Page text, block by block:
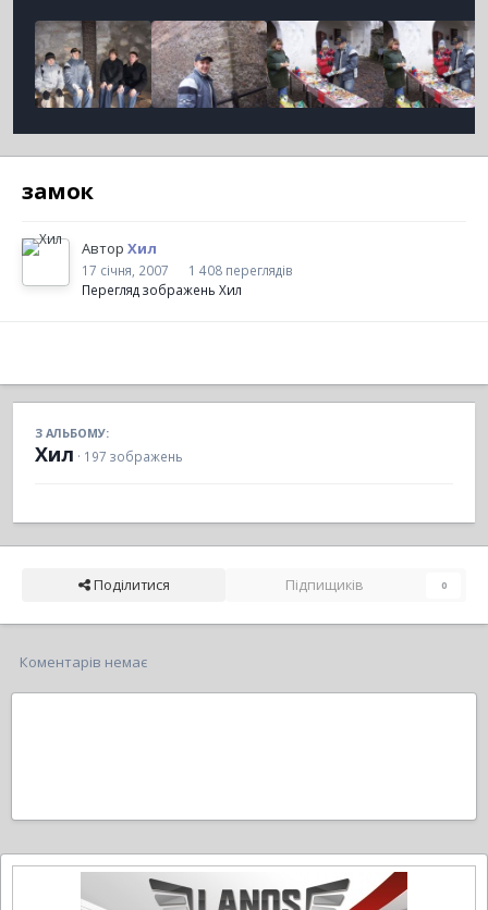
замок
Автор Хил
17 січня, 2007
1 408 переглядів
Перегляд зображень Хил
З АЛЬБОМУ:
Хил · 197 зображень
Поділитися Підпищиків 0
Коментарів немає